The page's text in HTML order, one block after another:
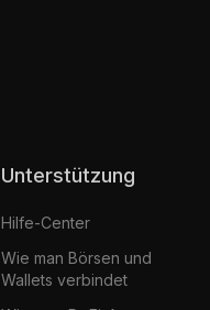
Unterstützung
Hilfe-Center
Wie man Börsen und
Wallets verbindet